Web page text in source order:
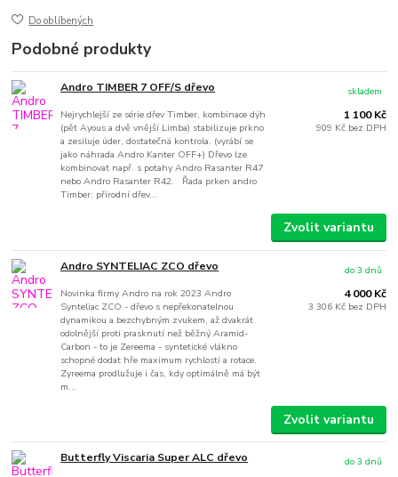
Do oblíbených
Podobné produkty
Andro TIMBER 7 OFF/S dřevo
Nejrychlejší ze série dřev Timber, kombinace dýh
(pět Ayous a dvě vnější Limba) stabilizuje prkno
a zesiluje úder, dostatečná kontrola. (vyrábí se
jako náhrada Andro Kanter OFF+) Dřevo lze
kombinovat např. s potahy Andro Rasanter R47
nebo Andro Rasanter R42. Řada prken andro
Timber: přírodní dřev...
1 100 Kč
909 Kč bez DPH
skladem
Zvolit variantu
Andro SYNTELIAC ZCO dřevo
Novinka firmy Andro na rok 2023 Andro
Synteliac ZCO - dřevo s nepřekonatelnou
dynamikou a bezchybným zvukem, až dvakrát
odolnější proti prasknutí než běžný Aramid-
Carbon - to je Zereema - syntetické vlákno
schopné dodat hře maximum rychlosti a rotace.
Zyreema prodlužuje i čas, kdy optimálně má být
m...
4 000 Kč
3 306 Kč bez DPH
do 3 dnů
Zvolit variantu
Butterfly Viscaria Super ALC dřevo do 3 dnů